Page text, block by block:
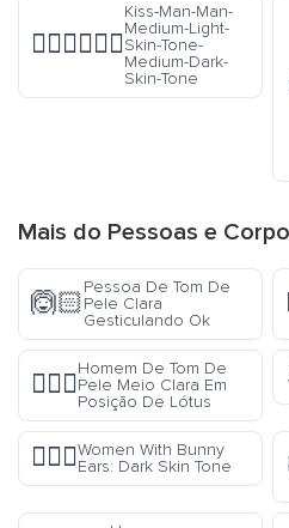
👨🏼‍❤️‍💋‍👨🏾
Kiss-Man-Man-
Medium-Light-
Skin-Tone-
Medium-Dark-
Skin-Tone
Mais do Pessoas e Corpo
🙆🏻
Pessoa De Tom De
Pele Clara
Gesticulando Ok
🧘🏼‍♂️
Homem De Tom De
Pele Meio Clara Em
Posição De Lótus
👯🏿‍♀️Women With Bunny
Ears: Dark Skin Tone